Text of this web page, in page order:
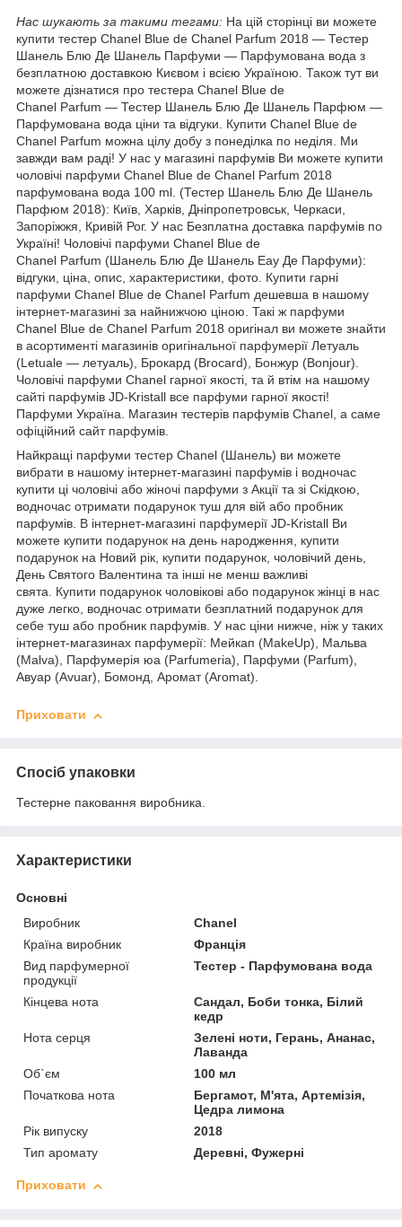
Нас шукають за такими тегами: На цій сторінці ви можете
купити тестер Chanel Blue de Chanel Parfum 2018 ― Тестер
Шанель Блю Де Шанель Парфуми — Парфумована вода з
безплатною доставкою Києвом і всією Україною. Також тут ви
можете дізнатися про тестера Chanel Blue de
Chanel Parfum ― Тестер Шанель Блю Де Шанель Парфюм ―
Парфумована вода ціни та відгуки. Купити Chanel Blue de
Chanel Parfum можна цілу добу з понеділка по неділя. Ми
завжди вам раді! У нас у магазині парфумів Ви можете купити
чоловічі парфуми Chanel Blue de Chanel Parfum 2018
парфумована вода 100 ml. (Тестер Шанель Блю Де Шанель
Парфюм 2018): Київ, Харків, Дніпропетровськ, Черкаси,
Запоріжжя, Кривій Рог. У нас Безплатна доставка парфумів по
Україні! Чоловічі парфуми Chanel Blue de
Chanel Parfum (Шанель Блю Де Шанель Еау Де Парфуми):
відгуки, ціна, опис, характеристики, фото. Купити гарні
парфуми Chanel Blue de Chanel Parfum дешевша в нашому
інтернет-магазині за найнижчою ціною. Такі ж парфуми
Chanel Blue de Chanel Parfum 2018 оригінал ви можете знайти
в асортименті магазинів оригінальної парфумерії Летуаль
(Letuale — летуаль), Брокард (Brocard), Бонжур (Bonjour).
Чоловічі парфуми Chanel гарної якості, та й втім на нашому
сайті парфумів JD-Kristall все парфуми гарної якості!
Парфуми Україна. Магазин тестерів парфумів Chanel, а саме
офіційний сайт парфумів.
Найкращі парфуми тестер Chanel (Шанель) ви можете
вибрати в нашому інтернет-магазині парфумів і водночас
купити ці чоловічі або жіночі парфуми з Акції та зі Скідкою,
водночас отримати подарунок туш для вій або пробник
парфумів. В інтернет-магазині парфумерії JD-Kristall Ви
можете купити подарунок на день народження, купити
подарунок на Новий рік, купити подарунок, чоловічий день,
День Святого Валентина та інші не менш важливі
свята. Купити подарунок чоловікові або подарунок жінці в нас
дуже легко, водночас отримати безплатний подарунок для
себе туш або пробник парфумів. У нас ціни нижче, ніж у таких
інтернет-магазинах парфумерії: Мейкап (MakeUp), Мальва
(Malva), Парфумерія юа (Parfumeria), Парфуми (Parfum),
Авуар (Avuar), Бомонд, Аромат (Aromat).
Приховати
Спосіб упаковки
Тестерне паковання виробника.
Характеристики
Основні
Виробник
Chanel
Країна виробник
Франція
Вид парфумерної
продукції
Тестер - Парфумована вода
Кінцева нота
Сандал, Боби тонка, Білий
кедр
Нота серця
Зелені ноти, Герань, Ананас,
Лаванда
Об`єм
100 мл
Початкова нота
Бергамот, М'ята, Артемізія,
Цедра лимона
Рік випуску
2018
Тип аромату
Деревні, Фужерні
Приховати